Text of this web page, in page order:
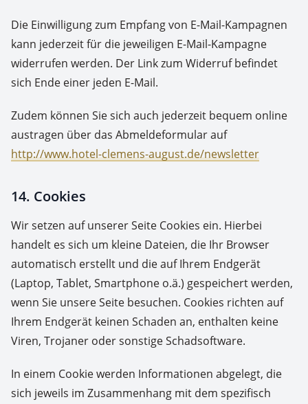
Die Einwilligung zum Empfang von E-Mail-Kampagnen
kann jederzeit für die jeweiligen E-Mail-Kampagne
widerrufen werden. Der Link zum Widerruf befindet
sich Ende einer jeden E-Mail.
Zudem können Sie sich auch jederzeit bequem online
austragen über das Abmeldeformular auf
http://www.hotel-clemens-august.de/newsletter
14. Cookies
Wir setzen auf unserer Seite Cookies ein. Hierbei
handelt es sich um kleine Dateien, die Ihr Browser
automatisch erstellt und die auf Ihrem Endgerät
(Laptop, Tablet, Smartphone o.ä.) gespeichert werden,
wenn Sie unsere Seite besuchen. Cookies richten auf
Ihrem Endgerät keinen Schaden an, enthalten keine
Viren, Trojaner oder sonstige Schadsoftware.
In einem Cookie werden Informationen abgelegt, die
sich jeweils im Zusammenhang mit dem spezifisch